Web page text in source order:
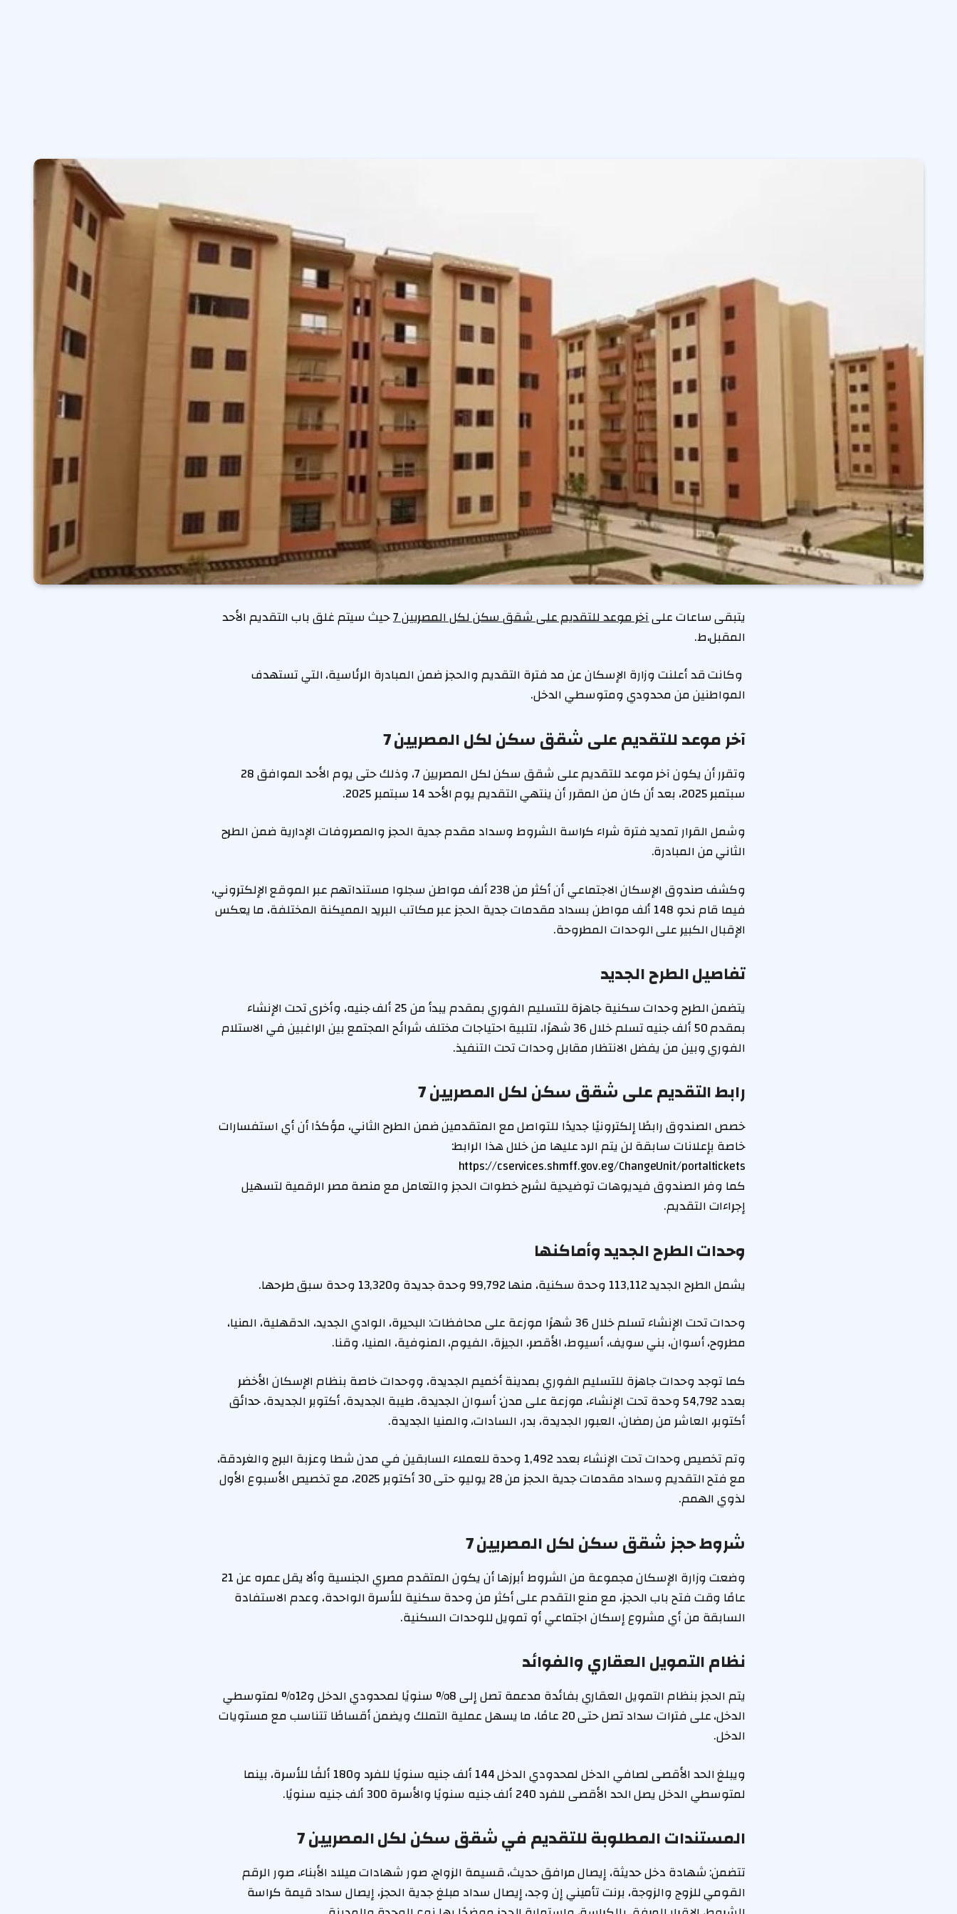
يتبقى ساعات علىآخر موعد للتقديم على شقق سكن لكل المصريين 7 حيث سيتم غلق باب التقديم الأحد
المقبل،ط.
وكانت قد أعلنت وزارة الإسكان عن مد فترة التقديم والحجز ضمن المبادرة الرئاسية، التي تستهدف
المواطنين من محدودي ومتوسطي الدخل.
آخر موعد للتقديم على شقق سكن لكل المصريين 7
وتقرر أن يكون آخر موعد للتقديم على شقق سكن لكل المصريين 7، وذلك حتى يوم الأحد الموافق 28
سبتمبر 2025، بعد أن كان من المقرر أن ينتهي التقديم يوم الأحد 14 سبتمبر 2025.
وشمل القرار تمديد فترة شراء كراسة الشروط وسداد مقدم جدية الحجز والمصروفات الإدارية ضمن الطرح
الثاني من المبادرة.
وكشف صندوق الإسكان الاجتماعي أن أكثر من 238 ألف مواطن سجلوا مستنداتهم عبر الموقع الإلكتروني،
فيما قام نحو 148 ألف مواطن بسداد مقدمات جدية الحجز عبر مكاتب البريد المميكنة المختلفة، ما يعكس
الإقبال الكبير على الوحدات المطروحة.
تفاصيل الطرح الجديد
يتضمن الطرح وحدات سكنية جاهزة للتسليم الفوري بمقدم يبدأ من 25 ألف جنيه، وأخرى تحت الإنشاء
بمقدم 50 ألف جنيه تسلم خلال 36 شهرًا، لتلبية احتياجات مختلف شرائح المجتمع بين الراغبين في الاستلام
الفوري وبين من يفضل الانتظار مقابل وحدات تحت التنفيذ.
رابط التقديم على شقق سكن لكل المصريين 7
خصص الصندوق رابطًا إلكترونيًا جديدًا للتواصل مع المتقدمين ضمن الطرح الثاني، مؤكدًا أن أي استفسارات
خاصة بإعلانات سابقة لن يتم الرد عليها من خلال هذا الرابط:
https://cservices.shmff.gov.eg/ChangeUnit/portaltickets
كما وفر الصندوق فيديوهات توضيحية لشرح خطوات الحجز والتعامل مع منصة مصر الرقمية لتسهيل
إجراءات التقديم.
وحدات الطرح الجديد وأماكنها
يشمل الطرح الجديد 113,112 وحدة سكنية، منها 99,792 وحدة جديدة و13,320 وحدة سبق طرحها.
وحدات تحت الإنشاء تسلم خلال 36 شهرًا موزعة على محافظات: البحيرة، الوادي الجديد، الدقهلية، المنيا،
مطروح، أسوان، بني سويف، أسيوط، الأقصر، الجيزة، الفيوم، المنوفية، المنيا، وقنا.
كما توجد وحدات جاهزة للتسليم الفوري بمدينة أخميم الجديدة، ووحدات خاصة بنظام الإسكان الأخضر
بعدد 54,792 وحدة تحت الإنشاء، موزعة على مدن: أسوان الجديدة، طيبة الجديدة، أكتوبر الجديدة، حدائق
أكتوبر، العاشر من رمضان، العبور الجديدة، بدر، السادات، والمنيا الجديدة.
وتم تخصيص وحدات تحت الإنشاء بعدد 1,492 وحدة للعملاء السابقين في مدن شطا وعزبة البرج والغردقة،
مع فتح التقديم وسداد مقدمات جدية الحجز من 28 يوليو حتى 30 أكتوبر 2025، مع تخصيص الأسبوع الأول
لذوي الهمم.
شروط حجز شقق سكن لكل المصريين 7
وضعت وزارة الإسكان مجموعة من الشروط أبرزها أن يكون المتقدم مصري الجنسية وألا يقل عمره عن 21
عامًا وقت فتح باب الحجز، مع منع التقدم على أكثر من وحدة سكنية للأسرة الواحدة، وعدم الاستفادة
السابقة من أي مشروع إسكان اجتماعي أو تمويل للوحدات السكنية.
نظام التمويل العقاري والفوائد
يتم الحجز بنظام التمويل العقاري بفائدة مدعمة تصل إلى 8% سنويًا لمحدودي الدخل و12% لمتوسطي
الدخل، على فترات سداد تصل حتى 20 عامًا، ما يسهل عملية التملك ويضمن أقساطًا تتناسب مع مستويات
الدخل.
ويبلغ الحد الأقصى لصافي الدخل لمحدودي الدخل 144 ألف جنيه سنويًا للفرد و180 ألفًا للأسرة، بينما
لمتوسطي الدخل يصل الحد الأقصى للفرد 240 ألف جنيه سنويًا والأسرة 300 ألف جنيه سنويًا.
المستندات المطلوبة للتقديم في شقق سكن لكل المصريين 7
تتضمن: شهادة دخل حديثة، إيصال مرافق حديث، قسيمة الزواج، صور شهادات ميلاد الأبناء، صور الرقم
القومي للزوج والزوجة، برنت تأميني إن وجد، إيصال سداد مبلغ جدية الحجز، إيصال سداد قيمة كراسة